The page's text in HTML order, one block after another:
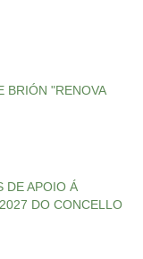
BRIÓN "RENOVA
DE APOIO Á
DO CONCELLO